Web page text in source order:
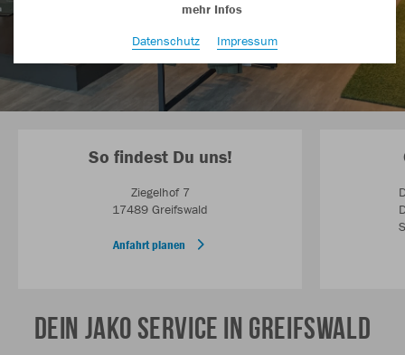
So findest Du uns!
Ziegelhof 7
17489 Greifswald
Anfahrt planen
DEIN JAKO SERVICE IN GREIFSWALD
mehr Infos
Datenschutz
Impressum